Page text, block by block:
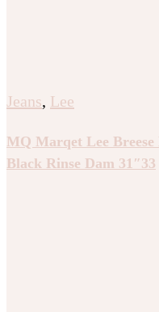
Jeans, Lee
MQ Marqet Lee
Black Rinse Dam 31″33